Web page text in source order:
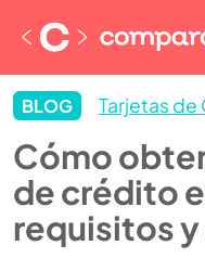
BLOG Tarjetas
Cómo
de crédito
requisitos